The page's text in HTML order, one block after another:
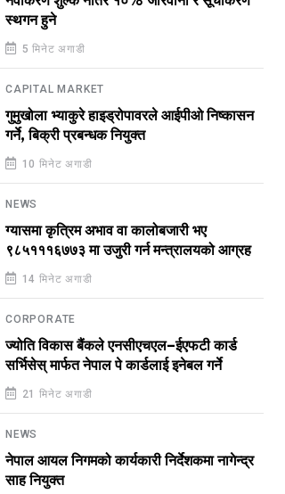
स्थगन हुने
5 मिनेट अगाडी
CAPITAL MARKET
गुमुखोला भ्याकुरे हाइड्रोपावरले आईपीओ निष्कासन
गर्ने, बिक्री प्रबन्धक नियुक्त
10 मिनेट अगाडी
NEWS
ग्यासमा कृत्रिम अभाव वा कालोबजारी भए
९८५१११६७७३ मा उजुरी गर्न मन्त्रालयको आग्रह
14 मिनेट अगाडी
CORPORATE
ज्योति विकास बैंकले एनसीएचएल–ईएफटी कार्ड
सर्भिसेस् मार्फत नेपाल पे कार्डलाई इनेबल गर्ने
21 मिनेट अगाडी
NEWS
नेपाल आयल निगमको कार्यकारी निर्देशकमा नागेन्द्र
साह नियुक्त